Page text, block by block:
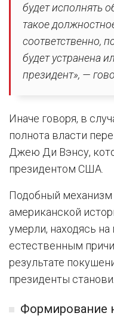
будет исполнять
такое
соответственно,
будет устранена
президент», —
Иначе говоря, в
полнота власти
Джею Ди Вэнсу,
президентом США.
Подобный механизм
американской
умерли, находясь
естественным
результате
президенты
Формирование